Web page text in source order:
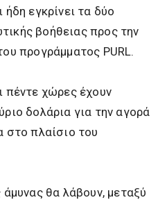
εγκρίνει τα δύο
βοήθειας προς την
προγράμματος PURL.
πέντε χώρες έχουν
δολάρια για την αγορά
στο πλαίσιο του
άμυνας θα λάβουν, μεταξύ